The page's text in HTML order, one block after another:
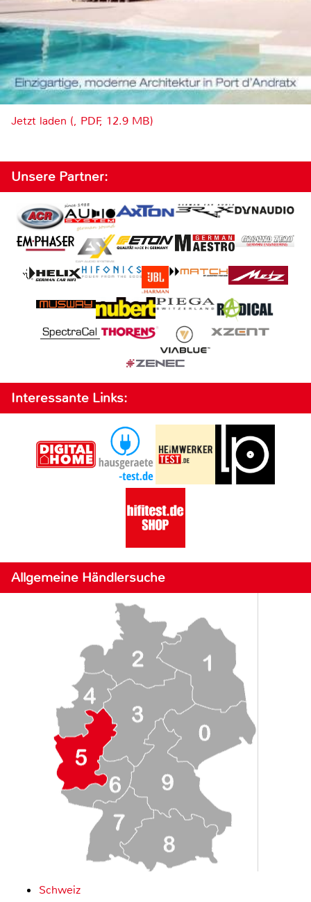
Jetzt laden (, PDF, 12.9 MB)
Unsere Partner:
Interessante Links:
Allgemeine Händlersuche
Schweiz